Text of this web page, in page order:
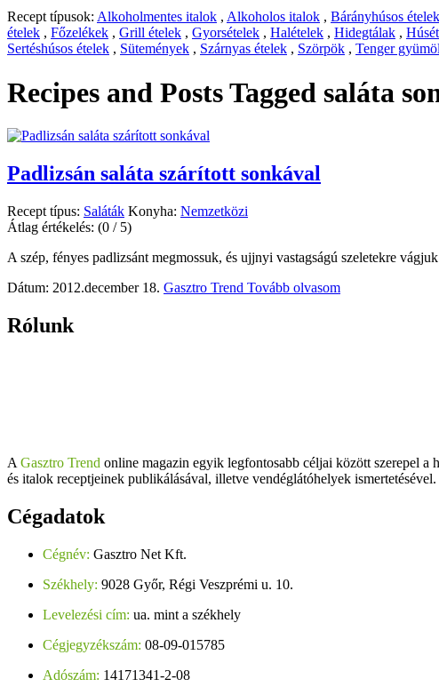
Recept típusok: Alkoholmentes italok , Alkoholos italok , Bárányhúsos ételek
ételek , Főzelékek , Grill ételek , Gyorsételek , Halételek , Hidegtálak ,
Sertéshúsos ételek , Sütemények , Szárnyas ételek , Szörpök , Tenger
Recipes and Posts Tagged saláta
Padlizsán saláta szárított sonkával
Recept típus: Saláták Konyha: Nemzetközi
Átlag értékelés: (0 / 5)
A szép, fényes padlizsánt megmossuk, és ujjnyi vastagságú szeletekre
Dátum: 2012.december 18. Gasztro Trend Tovább olvasom
Rólunk
A Gasztro Trend online magazin egyik legfontosabb céljai között szerepel a
és italok receptjeinek publikálásával, illetve vendéglátóhelyek ismertetésével.
Cégadatok
Cégnév: Gasztro Net Kft.
Székhely: 9028 Győr, Régi Veszprémi u. 10.
Levelezési cím: ua. mint a székhely
Cégjegyzékszám: 08-09-015785
Adószám: 14171341-2-08